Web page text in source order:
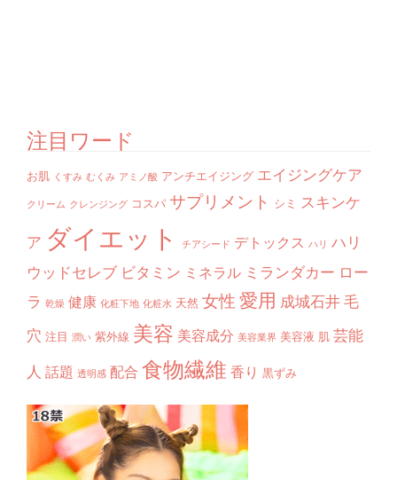
注目ワード
お肌 くすみ むくみ アミノ酸 アンチエイジング エイジングケア
クリーム クレンジング コスパ サプリメント シミ スキンケ
ア ダイエット チアシード デトックス ハリ ハリ
ウッドセレブ ビタミン ミネラル ミランダカー ロー
ラ 乾燥 健康 化粧下地 化粧水 天然 女性愛用 成城石井毛
穴 注目 潤い 紫外線 美容 美容成分 美容業界 美容液 肌 芸能
人 話題 透明感 配合 食物繊維 香り 黒ずみ